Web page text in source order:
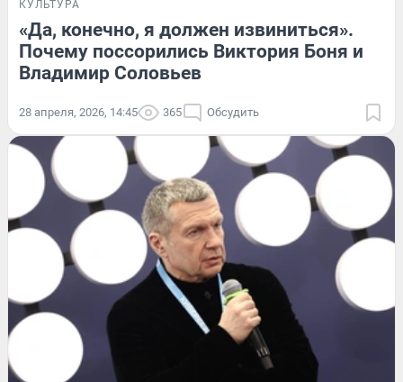
КУЛЬТУРА
«Да, конечно, я должен извиниться».
Почему поссорились Виктория Боня и
Владимир Соловьев
28 апреля, 2026, 14:45 365 Обсудить